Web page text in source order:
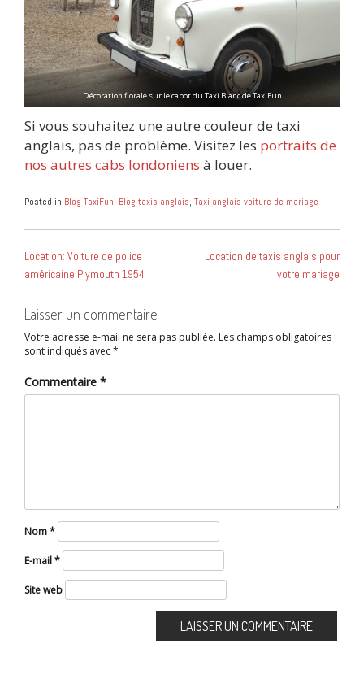
Décoration florale sur le capot du Taxi Blanc de TaxiFun
Si vous souhaitez une autre couleur de taxi
anglais, pas de problème. Visitez les portraits de
nos autres cabs londoniens à louer.
Posted in Blog TaxiFun, Blog taxis anglais, Taxi anglais voiture de mariage
DE
Location: Voiture de police
américaine Plymouth 1954
Location de taxis anglais pour
votre mariage
Laisser un commentaire
Votre adresse e-mail ne sera pas publiée. Les champs obligatoires
sont indiqués avec*
Commentaire *
Nom*
E-mail*
Site web